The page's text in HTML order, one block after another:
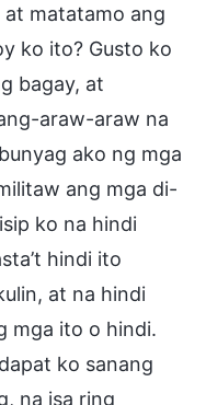
matatamo ang
ko ito? Gusto ko
bagay, at
araw-araw na
ako ng mga
ang mga di-
ko na hindi
hindi ito
at na hindi
mga ito o hindi.
ko sanang
na isa ring